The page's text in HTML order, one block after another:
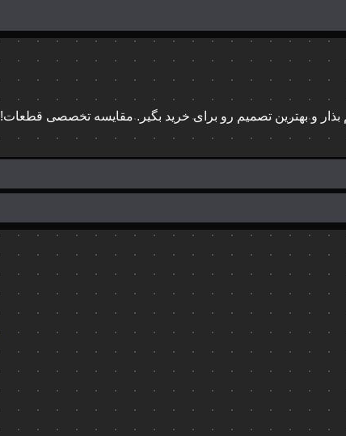
و بهترین تصمیم رو برای خرید بگیر. مقایسه تخصصی قطعات!